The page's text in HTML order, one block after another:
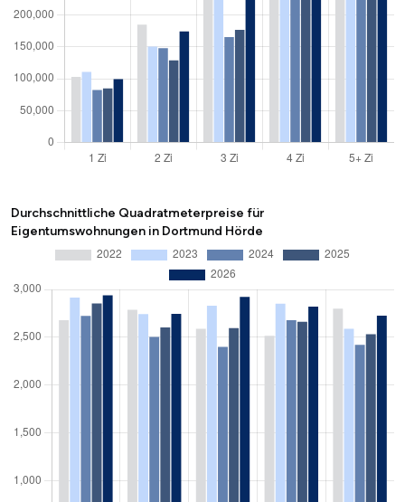
Durchschnittliche Quadratmeterpreise für
Eigentumswohnungen in Dortmund Hörde